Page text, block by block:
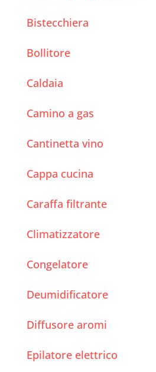
Bistecchiera
Bollitore
Caldaia
Camino a gas
Cantinetta vino
Cappa cucina
Caraffa filtrante
Climatizzatore
Congelatore
Deumidificatore
Diffusore aromi
Epilatore elettrico